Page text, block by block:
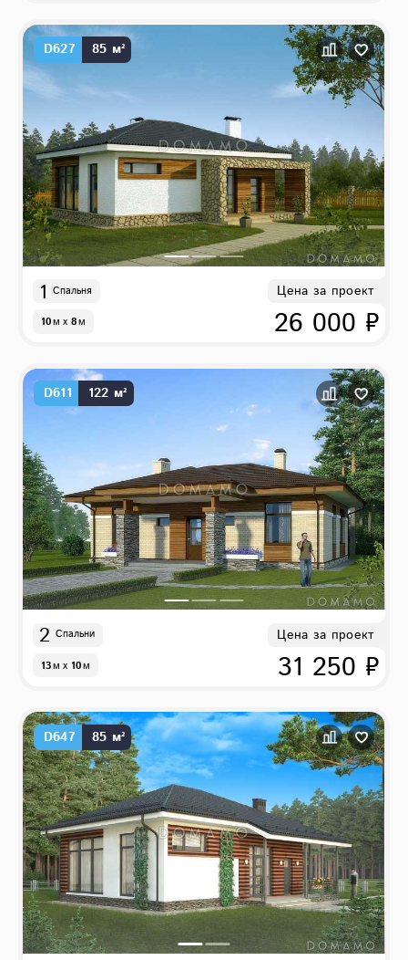
D627 85 м²
1 Спальня
10м x 8м
Цена за проект
26 000 ₽
D611 122 м²
2 Спальни
13м x 10м
Цена за проект
31 250 ₽
D647 85 м²